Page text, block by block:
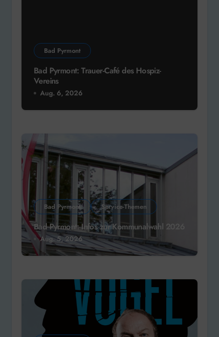
Bad Pyrmont
Bad Pyrmont: Trauer-Café des Hospiz-
Vereins
Aug. 6, 2026
Bad Pyrmont Service-Themen
Bad Pyrmont: Infos zur Kommunalwahl 2026
Aug. 5, 2026